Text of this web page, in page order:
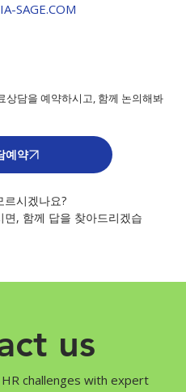
SAGE.COM
상담을 예약하시고, 함께 논의해봐
예약
르시겠나요?
, 함께 답을 찾아드리겠습
us
challenges with expert